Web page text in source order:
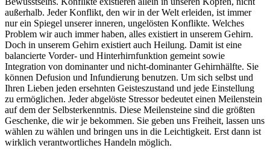
außerhalb. Jeder Konflikt, den wir in der Welt erleiden, ist immer
nur ein Spiegel unserer inneren, ungelösten Konflikte. Welches
Problem wir auch immer haben, alles existiert in unserem Gehirn.
Doch in unserem Gehirn existiert auch Heilung. Damit ist eine
balancierte Vorder- und Hinterhirnfunktion gemeint sowie
Integration von dominanter und nicht-dominanter Gehirnhälfte. Sie
können Defusion und Infundierung benutzen. Um sich selbst und
Ihren Lieben jeden ersehnten Geisteszustand und jede Einstellung
zu ermöglichen. Jeder abgelöste Stressor bedeutet einen Meilenstein
auf dem der Selbsterkenntnis. Diese Meilensteine sind die größten
Geschenke, die wir je bekommen. Sie geben uns Freiheit, lassen uns
wählen zu wählen und bringen uns in die Leichtigkeit. Erst dann ist
wirklich verantwortliches Handeln möglich.